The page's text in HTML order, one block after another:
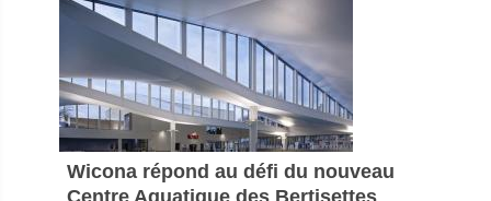
Wicona répond au défi du nouveau